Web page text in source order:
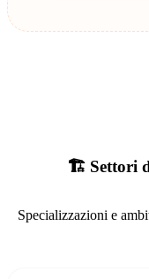
🏗️ Settori
Specializzazioni e